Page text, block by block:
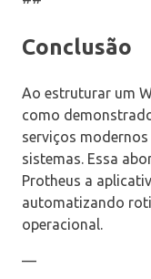
Conclusão
Ao estruturar um
como
serviços
sistemas. Essa
Protheus a
automatizando
operacional.
—